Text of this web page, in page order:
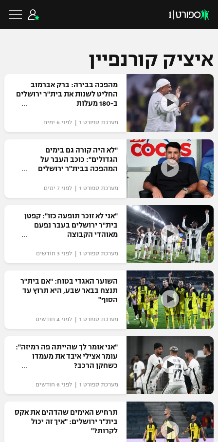
VOD
רץ ברשת
תוצאות
לוח שידורים
ברחבה
"מעל הליגה" – פודקאסט
כדורגל ישראלי
ליגת העל
גביע הטוטו
ליגיונרים
גביע המדינה
נבחרת ישראל
מכבי חיפה
בית"ר ירושלים
מכבי תל אביב
הפועל תל אביב
הפועל חיפה
הפועל באר שבע
מכבי נתניה
בני יהודה
כדורגל עולמי
ליגת האלופות
ליגה אירופית
ליגה אנגלית
ליגה גרמנית
ליגה ספרדית
ליגה איטלקית
ליגה צרפתית
ליגה הולנדית
ליגה סינית
ליגה ברזילאית
ליגות נוספות
כדורסל ישראלי
ליגת ווינר סל
ליגה לאומית
כדורסל נשים
מכבי תל אביב
הפועל חולון
הפועל ירושלים
דני אבדיה
כדורסל עולמי
יורוליג
יורוקאפ
ענפים נוספים
טניס
כדוריד
כדורעף
שחייה
אגרוף
ספורט אולימפי
UFC
היאבקות WWE
איציק קורנפיין
מהפכה בבירה: ברק אברמוב
החליט לשנות את בית"ר ירושלים
ב-180 מעלות
מערכת ספורט 1 | לפני 6 ימים
"לא היה קורה גם בימים
הגדולים": כוכב העבר על
המהפכה בבית"ר ירושלים
מערכת ספורט 1 | לפני 7 ימים
"אני לא זוכר תופעה כזו": קפטן
בית"ר ירושלים בעבר נפעם
מאוהדי הקבוצה
מערכת ספורט 1 | לפני 3 חודשים
השוער האגדי בטוח: "אם בית"ר
תנצח בבאר שבע, היא תרוץ עד
הסוף"
מערכת ספורט 1 | לפני 4 חודשים
"אני אומר לך שהייתה פה רמיזה":
עומר אצילי איבד את מעמדו
כשחקן הרכב?
מערכת ספורט 1 | לפני 6 חודשים
תרחיש האימים שהדהים את אקס
בית"ר ירושלים: "איך זה יכול
לקרות?"